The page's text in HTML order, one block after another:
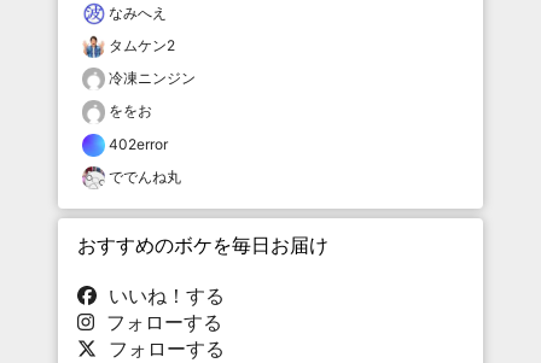
なみへえ
タムケン2
冷凍ニンジン
ををお
402error
ででんね丸
おすすめのボケを毎日お届け
いいね！する
フォローする
フォローする